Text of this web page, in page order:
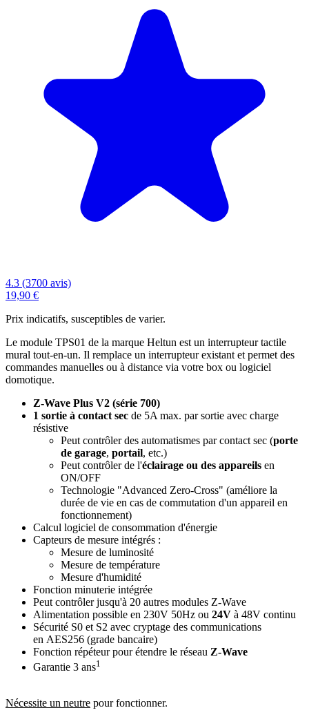
4.3 (3700 avis)
19,90 €
Prix indicatifs, susceptibles de varier.
Le module TPS01 de la marque Heltun est un interrupteur tactile
mural tout-en-un. Il remplace un interrupteur existant et permet des
commandes manuelles ou à distance via votre box ou logiciel
domotique.
Z-Wave Plus V2 (série 700)
1 sortie à contact sec de 5A max. par sortie avec charge
résistive
Peut contrôler des automatismes par contact sec (porte
de garage, portail, etc.)
Peut contrôler de l'éclairage ou des appareils en
ON/OFF
Technologie "Advanced Zero-Cross" (améliore la
durée de vie en cas de commutation d'un appareil en
fonctionnement)
Calcul logiciel de consommation d'énergie
Capteurs de mesure intégrés :
Mesure de luminosité
Mesure de température
Mesure d'humidité
Fonction minuterie intégrée
Peut contrôler jusqu'à 20 autres modules Z-Wave
Alimentation possible en 230V 50Hz ou 24V à 48V continu
Sécurité S0 et S2 avec cryptage des communications
en AES256 (grade bancaire)
Fonction répéteur pour étendre le réseau Z‑Wave
Garantie 3 ans1
Nécessite un neutre pour fonctionner.